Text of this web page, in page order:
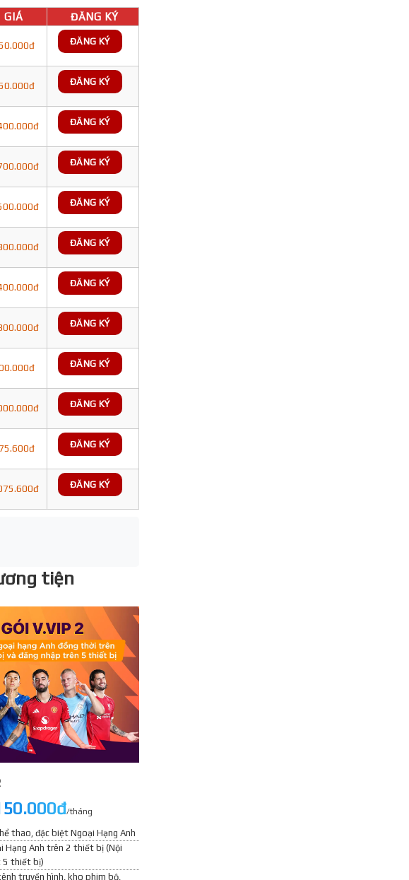
GIÁ ĐĂNG KÝ
ĐĂNG KÝ
ĐĂNG KÝ
ĐĂNG KÝ
ĐĂNG KÝ
ĐĂNG KÝ
ĐĂNG KÝ
ĐĂNG KÝ
ĐĂNG KÝ
ĐĂNG KÝ
ĐĂNG KÝ
ĐĂNG KÝ
ĐĂNG KÝ
tiện
/tháng
thao, đặc biệt Ngoại Hạng Anh
Hạng Anh trên 2 thiết bị (Nội
5 thiết bị)
truyền hình, kho phim bộ,